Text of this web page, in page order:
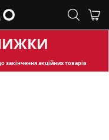
закінчення акційних товарів